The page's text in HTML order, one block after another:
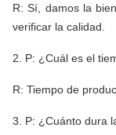
R: Sí, damos la
verificar la calidad.
2. P: ¿Cuál es el
R: Tiempo de
3. P: ¿Cuánto dura